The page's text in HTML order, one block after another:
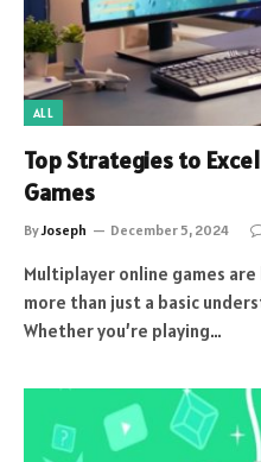
ALL
Top Strategies to
Games
ByJoseph December 5, 2024
Multiplayer online games
more than just a basic
Whether you’re playing…